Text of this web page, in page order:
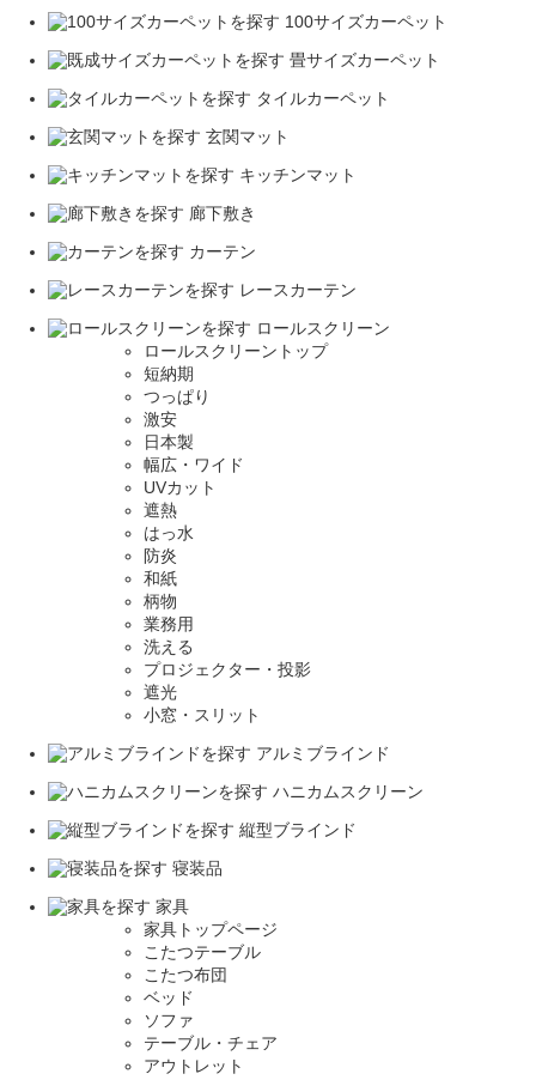
100サイズカーペット
畳サイズカーペット
タイルカーペット
玄関マット
キッチンマット
廊下敷き
カーテン
レースカーテン
ロールスクリーン
ロールスクリーントップ
短納期
つっぱり
激安
日本製
幅広・ワイド
UVカット
遮熱
はっ水
防炎
和紙
柄物
業務用
洗える
プロジェクター・投影
遮光
小窓・スリット
アルミブラインド
ハニカムスクリーン
縦型ブラインド
寝装品
家具
家具トップページ
こたつテーブル
こたつ布団
ベッド
ソファ
テーブル・チェア
アウトレット